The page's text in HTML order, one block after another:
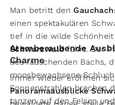
Man betritt den
einen spektakulären
tief in die wilde
Schwarzwaldführt. Der
des rauschenden Bachs,
moosbewachsene
Sonnenstrahlen brechen
tanzen auf den Felsen
Atemberaubende
Charme
Immer wieder eröffnen
Panoramaausblicke